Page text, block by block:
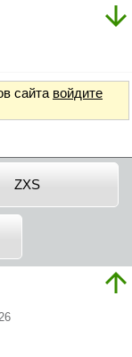
сайта войдите
ZXS